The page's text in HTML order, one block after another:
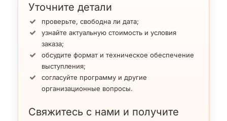
Уточните детали
проверьте, свободна ли дата;
узнайте актуальную стоимость и условия
заказа;
обсудите формат и техническое обеспечение
выступления;
согласуйте программу и другие
организационные вопросы.
Свяжитесь с нами и получите